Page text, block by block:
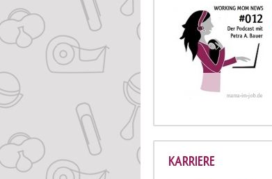
KARRIERE